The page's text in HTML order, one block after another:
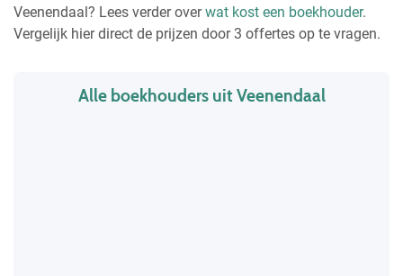
Veenendaal? Lees verder overwat kost een boekhouder.
Vergelijk hier direct de prijzen door 3 offertes op te vragen.
Alle boekhouders uit Veenendaal